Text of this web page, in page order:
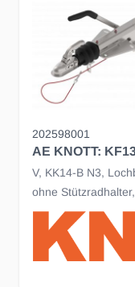
202598001
AE KNOTT:
V, KK14-B N3,
ohne